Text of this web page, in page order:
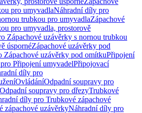
pro umyvadlaNáhradní díly pro
trubkou pro umyvadlaZápachové
pro umyvadla, prostorově
Zápachové uzávěrky s nornou trubkou
úspornéZápachové uzávěrky pod
Zápachové uzávěrky pod omítkuPřipojení
Připojení umyvadelPřipojovací
díly pro
OvládáníOdpadní soupravy pro
soupravy pro dřezyTrubkové
díly pro Trubkové zápachové
zápachové uzávěrkyNáhradní díly pro